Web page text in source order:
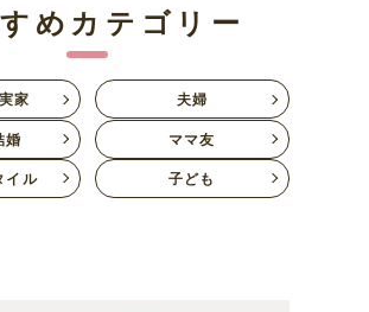
めカテゴリー
家
夫婦
婚
ママ友
イル
子ども